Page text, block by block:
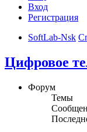
Вход
Регистрация
SoftLab-Nsk
Цифровое
Форум
Темы